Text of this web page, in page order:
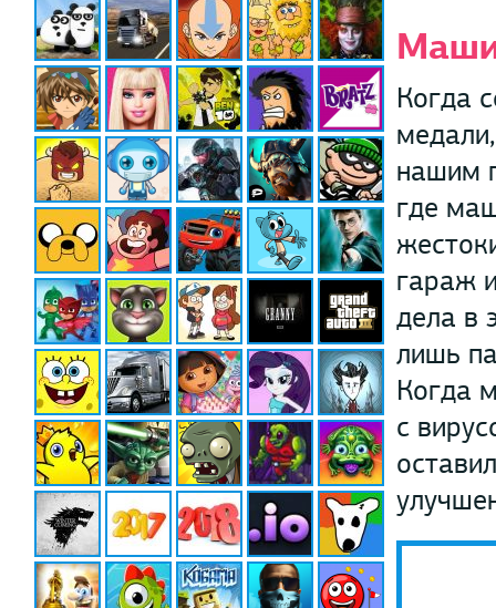
Когда
нашим
где
гараж
дела в
лишь
Когда
с